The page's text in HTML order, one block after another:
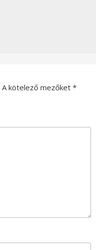
A kötelező mezőket *